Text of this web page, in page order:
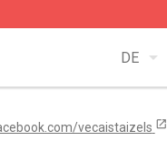
DE arrow_drop_down
vecaistaizels open_in_new